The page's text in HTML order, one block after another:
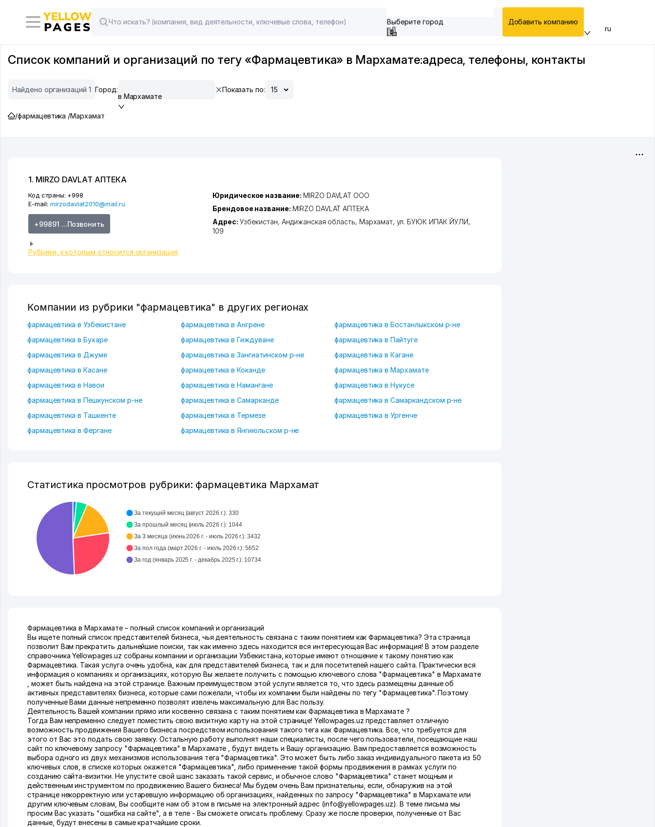
Выберите город Добавить компанию
ru
Список компаний и организаций по тегу «Фармацевтика» в Мархамате:адреса, телефоны, контакты
Найдено организаций 1 Город:
в Мархамате
Показать по:
/фармацевтика /Мархамат
1. MIRZO DAVLAT АПТЕКА
Код страны: +998
E-mail: mirzodavlat2010@mail.ru
+99891 ...Позвонить
Рубрики, к которым относится организация
Юридическое название: MIRZO DAVLAT ООО
Брендовое название: MIRZO DAVLAT АПТЕКА
Адрес: Узбекистан,Андижанская область, Мархамат, ул. БУЮК ИПАК ЙУЛИ,
109
Компании из рубрики "фармацевтика" в других регионах
фармацевтика в Узбекистане фармацевтика в Ангрене
фармацевтика в Бостанлыкском р-не
фармацевтика в Бухаре
фармацевтика в Гиждуване
фармацевтика в Пайтуге
фармацевтика в Джуме
фармацевтика в Зангиатинском р-не
фармацевтика в Кагане
фармацевтика в Касане
фармацевтика в Коканде
фармацевтика в Мархамате
фармацевтика в Навои
фармацевтика в Намангане
фармацевтика в Нукусе
фармацевтика в Пешкунском р-не
фармацевтика в Самарканде
фармацевтика в Самаркандском р-не
фармацевтика в Ташкенте
фармацевтика в Термезе
фармацевтика в Ургенче
фармацевтика в Фергане
фармацевтика в Янгиюльском р-не
Статистика просмотров рубрики: фармацевтика Мархамат
За текущий месяц (август 2026 г.): 330
За прошлый месяц (июль 2026 г.): 1044
За 3 месяца (июнь 2026 г. - июль 2026 г.): 3432
За пол года (март 2026 г. - июль 2026 г.): 5652
За год (январь 2025 г. - декабрь 2025 г.): 10734
Фармацевтика в Мархамате – полный список компаний и организаций
Вы ищете полный список представителей бизнеса, чья деятельность связана с таким понятием как Фармацевтика? Эта страница
позволит Вам прекратить дальнейшие поиски, так как именно здесь находится вся интересующая Вас информация! В этом разделе
справочника Yellowpages.uz собраны компании и организации Узбекистана, которые имеют отношение к такому понятию как
Фармацевтика. Такая услуга очень удобна, как для представителей бизнеса, так и для посетителей нашего сайта. Практически вся
информация о компаниях и организациях, которую Вы желаете получить с помощью ключевого слова "Фармацевтика" в Мархамате
, может быть найдена на этой странице. Важным преимуществом этой услуги является то, что здесь размещены данные об
активных представителях бизнеса, которые сами пожелали, чтобы их компании были найдены по тегу "Фармацевтика". Поэтому
полученные Вами данные непременно позволят извлечь максимальную для Вас пользу.
Деятельность Вашей компании прямо или косвенно связана с таким понятием как Фармацевтика в Мархамате ?
Тогда Вам непременно следует поместить свою визитную карту на этой странице! Yellowpages.uz представляет отличную
возможность продвижения Вашего бизнеса посредством использования такого тега как Фармацевтика. Все, что требуется для
этого от Вас это подать свою заявку. Остальную работу выполнят наши специалисты, после чего пользователи, посещающие наш
сайт по ключевому запросу "Фармацевтика" в Мархамате , будут видеть и Вашу организацию. Вам предоставляется возможность
выбора одного из двух механизмов использования тега "Фармацевтика". Это может быть либо заказ индивидуального пакета из 50
ключевых слов, в списке которых окажется "Фармацевтика", либо применение такой формы продвижения в рамках услуги по
созданию сайта-визитки. Не упустите свой шанс заказать такой сервис, и обычное слово "Фармацевтика" станет мощным и
действенным инструментом по продвижению Вашего бизнеса! Мы будем очень Вам признательны, если, обнаружив на этой
странице некорректную или устаревшую информацию об организациях, найденных по запросу "Фармацевтика" в Мархамате или
другим ключевым словам, Вы сообщите нам об этом в письме на электронный адрес (info@yellowpages.uz). В теме письма мы
просим Вас указать "ошибка на сайте", а в теле - Вы сможете описать проблему. Сразу же после проверки, полученные от Вас
данные, будут внесены в самые кратчайшие сроки.